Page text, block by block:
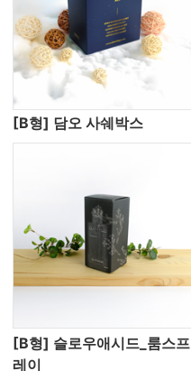
[B형] 담오 사쉐박스
[B형] 슬로우애시드_룸스프
레이